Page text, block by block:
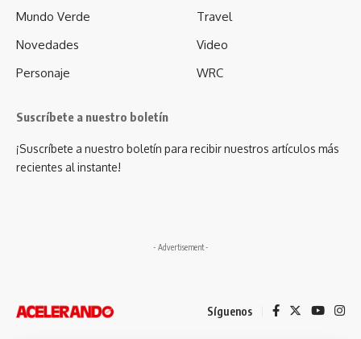
Mundo Verde
Novedades
Personaje
Travel
Video
WRC
Suscríbete a nuestro boletín
¡Suscríbete a nuestro boletín para recibir nuestros artículos más
recientes al instante!
- Advertisement -
Síguenos